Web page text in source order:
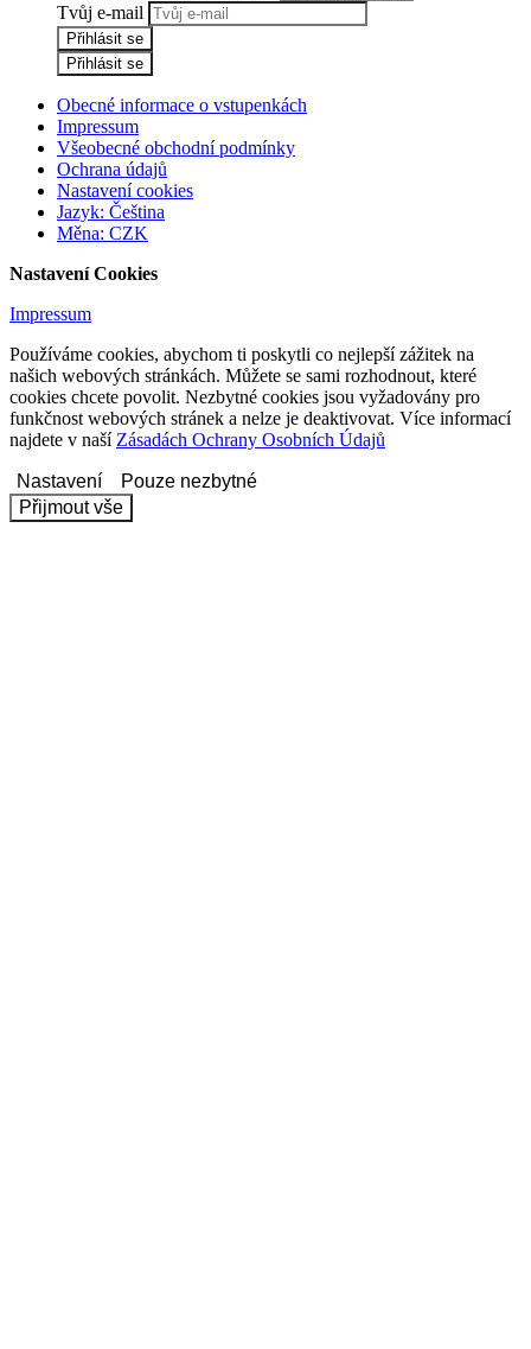
Tvůj e-mail
Přihlásit se
Přihlásit se
Obecné informace o vstupenkách
Impressum
Všeobecné obchodní podmínky
Ochrana údajů
Nastavení cookies
Jazyk: Čeština
Měna: CZK
Nastavení Cookies
Impressum
Používáme cookies, abychom ti poskytli co nejlepší zážitek na
našich webových stránkách. Můžete se sami rozhodnout, které
cookies chcete povolit. Nezbytné cookies jsou vyžadovány pro
funkčnost webových stránek a nelze je deaktivovat. Více informací
najdete v naší Zásadách Ochrany Osobních Údajů
Nastavení
Pouze nezbytné
Přijmout vše